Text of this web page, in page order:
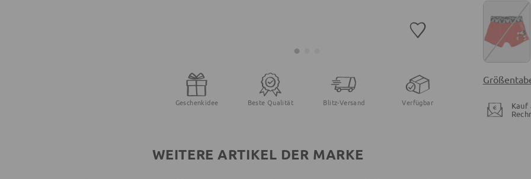
Geschenkidee Beste Qualität Blitz-Versand Verfügbar
WEITERE ARTIKEL DER MARKE
Kauf